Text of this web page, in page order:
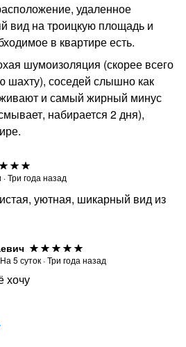
удаленное
вид на троицкую площадь и
в квартире есть.
шумоизоляция (скорее всего
шахту), соседей слышно как
и самый жирный минус
набирается 2 дня),
·Три года назад
уютная, шикарный вид из
На 5 суток ·Три года назад
хочу